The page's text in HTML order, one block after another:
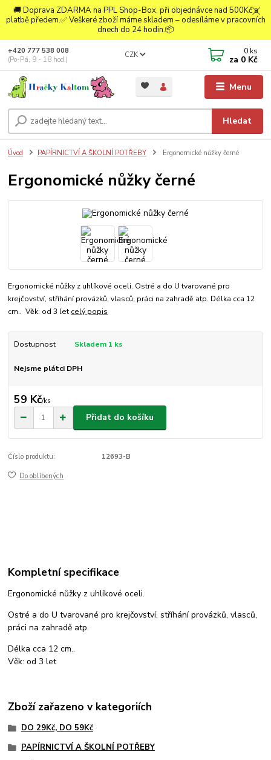
🚚 Doprava ZDARMA na PPL Shop-Box, při objednávce nad 500Kč a
platbě předem.✅ Veškeré zboží máme skladem – odesíláme v pracovních
dnech do 24 hodin.📦
Menu
CZK
Hledat
+420 777 538 008
(Po-Pá, 9 - 18 hod.)
0 ks
za 0 Kč
Úvod PAPÍRNICTVÍ A ŠKOLNÍ POTŘEBY Ergonomické nůžky černé
Ergonomické nůžky černé
Ergonomické nůžky z uhlíkové oceli. Ostré a do U tvarované pro
krejčovství, stříhání provázků, vlasců, práci na zahradě atp. Délka cca 12
cm.. Věk: od 3 let celý popis
Dostupnost Skladem 1 ks
Nejsme plátci DPH
59 Kč/ks
Přidat do košíku
Číslo produktu: 12693-B
Do oblíbených
Kompletní specifikace
Ergonomické nůžky z uhlíkové oceli.
Ostré a do U tvarované pro krejčovství, stříhání provázků, vlasců,
práci na zahradě atp.
Délka cca 12 cm..
Věk: od 3 let
Zboží zařazeno v kategoriích
DO 29Kč, DO 59Kč
PAPÍRNICTVÍ A ŠKOLNÍ POTŘEBY